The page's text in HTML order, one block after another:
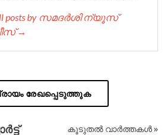
posts by സമദർശി ന്യൂസ്
→
രേഖപ്പെടുത്തുക
കൂടുതൽ വാർത്തകൾ »